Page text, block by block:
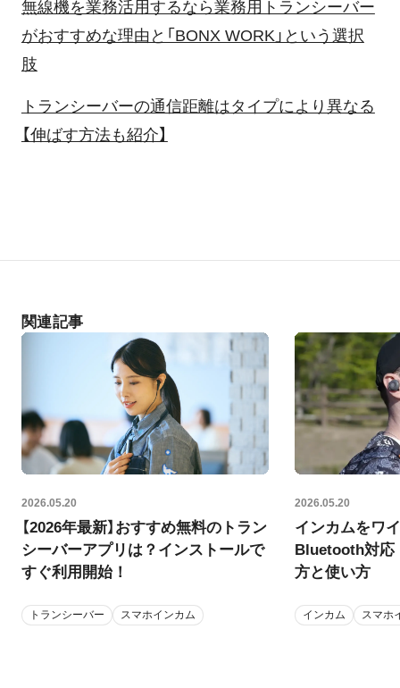
無線機を業務活用するなら業務用トランシーバー
がおすすめな理由と「BONX WORK」という選択
肢
トランシーバーの通信距離はタイプにより異なる
【伸ばす方法も紹介】
関連記事
2026.05.20
【2026年最新】おすすめ無料のトラン
シーバーアプリは？インストールで
すぐ利用開始！
トランシーバー スマホインカム
2026.05.20
インカムをワ
Bluetooth対応
方と使い方
インカム スマホ